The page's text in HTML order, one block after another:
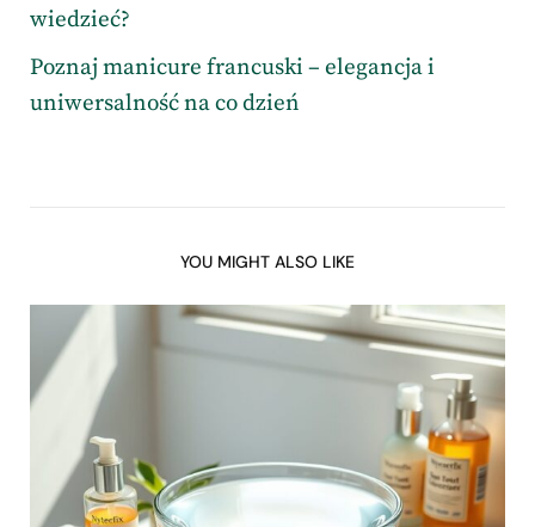
wiedzieć?
Poznaj manicure francuski – elegancja i
uniwersalność na co dzień
YOU MIGHT ALSO LIKE